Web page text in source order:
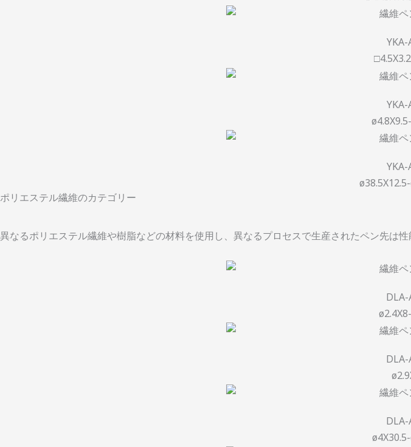
YKA-
YKA-
YKA-
ポリエステル繊維のカテゴリー
異なるポリエステル繊維や樹脂などの材料を使用し、異なるプロセスで生産されたペン先は
DLA-
DLA-